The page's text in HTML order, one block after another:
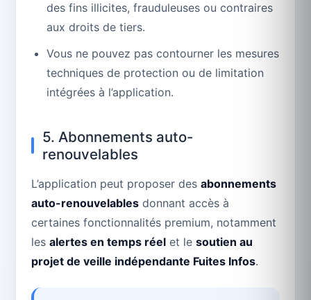
des fins illicites, frauduleuses ou contraires
aux droits de tiers.
Vous ne pouvez pas contourner les mesures
techniques de protection ou de limitation
intégrées à l’application.
5. Abonnements auto-
renouvelables
L’application peut proposer des abonnements
auto-renouvelables donnant accès à
certaines fonctionnalités premium, notamment
les alertes en temps réel et le soutien au
projet de veille indépendante Fuites Infos.